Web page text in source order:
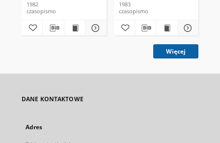
1982
czasopismo
1983
czasopismo
Więcej
DANE KONTAKTOWE
Adres